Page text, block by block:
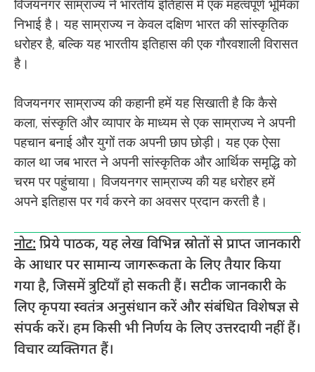
विजयनगर साम्राज्य ने भारतीय इतिहास में एक महत्वपूर्ण भूमिका
निभाई है। यह साम्राज्य न केवल दक्षिण भारत की सांस्कृतिक
धरोहर है, बल्कि यह भारतीय इतिहास की एक गौरवशाली विरासत
है।
विजयनगर साम्राज्य की कहानी हमें यह सिखाती है कि कैसे
कला, संस्कृति और व्यापार के माध्यम से एक साम्राज्य ने अपनी
पहचान बनाई और युगों तक अपनी छाप छोड़ी। यह एक ऐसा
काल था जब भारत ने अपनी सांस्कृतिक और आर्थिक समृद्धि को
चरम पर पहुंचाया। विजयनगर साम्राज्य की यह धरोहर हमें
अपने इतिहास पर गर्व करने का अवसर प्रदान करती है।
नोट: प्रिये पाठक, यह लेख विभिन्न स्रोतों से प्राप्त जानकारी
के आधार पर सामान्य जागरूकता के लिए तैयार किया
गया है, जिसमें त्रुटियाँ हो सकती हैं। सटीक जानकारी के
लिए कृपया स्वतंत्र अनुसंधान करें और संबंधित विशेषज्ञ से
संपर्क करें। हम किसी भी निर्णय के लिए उत्तरदायी नहीं हैं।
विचार व्यक्तिगत हैं।